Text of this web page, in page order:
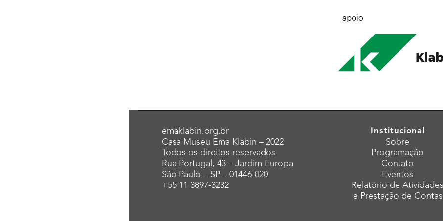
emaklabin.org.br
Casa Museu Ema Klabin – 2022
Todos os direitos reservados
Rua Portugal, 43 – Jardim Europa
São Paulo – SP – 01446-020
+55 11 3897-3232
Institucional
Sobre
Programação
Contato
Eventos
Relatório de
e Prestação de Contas